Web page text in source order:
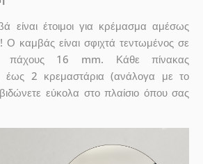
είναι έτοιμοι για κρέμασμα αμέσως
καμβάς είναι σφιχτά τεντωμένος σε
πάχους 16 mm. Κάθε πίνακας
έως 2 κρεμαστάρια (ανάλογα με το
εύκολα στο πλαίσιο όπου σας